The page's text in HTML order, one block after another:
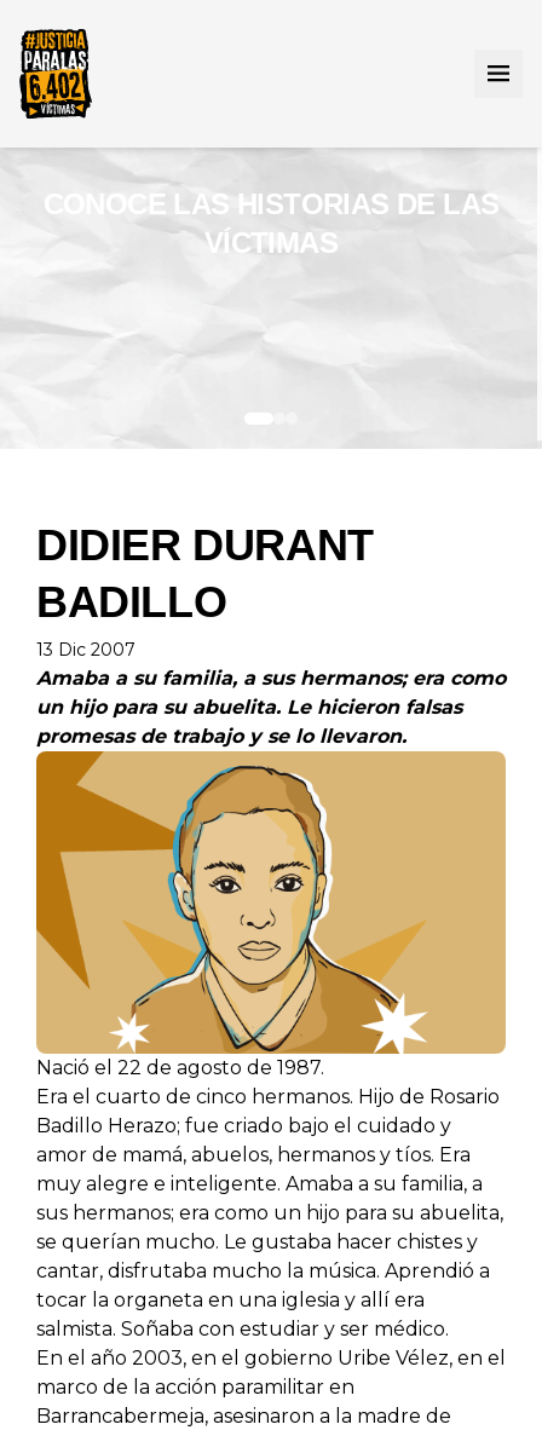
CONOCE LAS HISTORIAS DE LAS
VÍCTIMAS
DIDIER DURANT
BADILLO
13 Dic 2007
Amaba a su familia, a sus hermanos; era como
un hijo para su abuelita. Le hicieron falsas
promesas de trabajo y se lo llevaron.
Nació el 22 de agosto de 1987.
Era el cuarto de cinco hermanos. Hijo de Rosario
Badillo Herazo; fue criado bajo el cuidado y
amor de mamá, abuelos, hermanos y tíos. Era
muy alegre e inteligente. Amaba a su familia, a
sus hermanos; era como un hijo para su abuelita,
se querían mucho. Le gustaba hacer chistes y
cantar, disfrutaba mucho la música. Aprendió a
tocar la organeta en una iglesia y allí era
salmista. Soñaba con estudiar y ser médico.
En el año 2003, en el gobierno Uribe Vélez, en el
marco de la acción paramilitar en
Barrancabermeja, asesinaron a la madre de